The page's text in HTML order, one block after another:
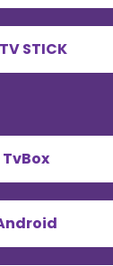
STICK